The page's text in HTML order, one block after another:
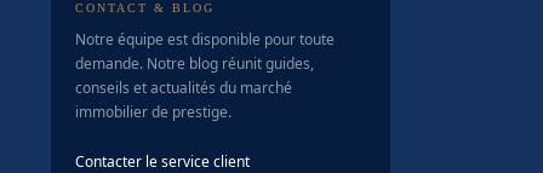
CONTACT & BLOG
Notre équipe est disponible pour toute
demande. Notre blog réunit guides,
conseils et actualités du marché
immobilier de prestige.
Contacter le service client